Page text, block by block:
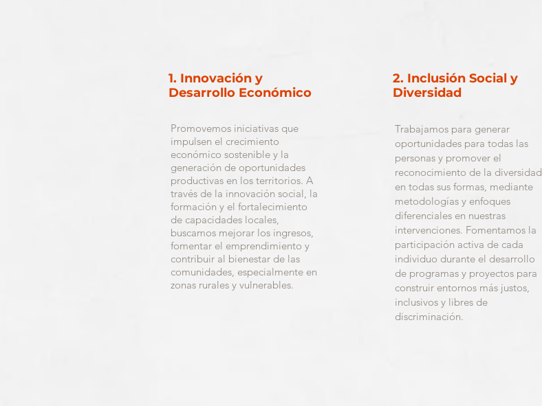
1. Innovación y
Desarrollo Económico
Promovemos iniciativas que
impulsen el crecimiento
económico sostenible y la
generación de oportunidades
productivas en los territorios. A
través de la innovación social, la
formación y el fortalecimiento
de capacidades locales,
buscamos mejorar los ingresos,
fomentar el emprendimiento y
contribuir al bienestar de las
comunidades, especialmente en
zonas rurales y vulnerables.
2. Inclusión Social y
Diversidad
Trabajamos para generar
oportunidades para todas las
personas y promover el
reconocimiento de la diversidad
en todas sus formas, mediante
metodologías y enfoques
diferenciales en nuestras
intervenciones. Fomentamos la
participación activa de cada
individuo durante el desarrollo
de programas y proyectos para
construir entornos más justos,
inclusivos y libres de
discriminación.